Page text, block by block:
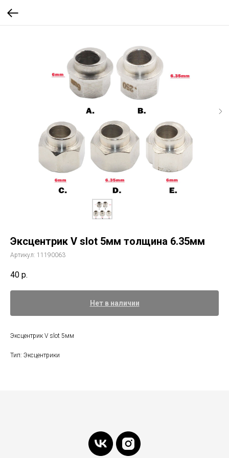
Эксцентрик V slot 5мм толщина 6.35мм
Артикул: 11190063
40 р.
Нет в наличии
Эксцентрик V slot 5мм
Тип: Эксцентрики